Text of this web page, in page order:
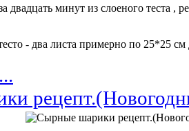
- два листа примерно по 25*25 см